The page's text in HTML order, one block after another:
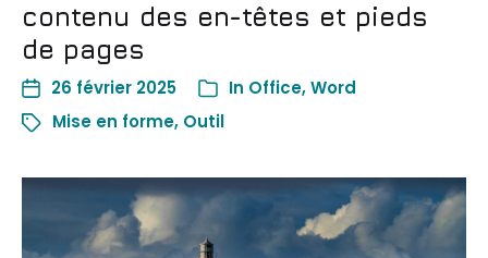
contenu des en-têtes et pieds
de pages
26 février 2025 In Office,Word
Mise en forme, Outil